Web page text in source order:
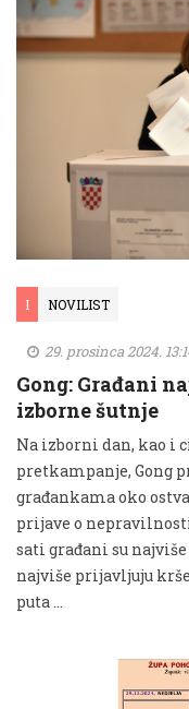
I NOVILIST
29. prosinca 2024.
Gong: Građani
izborne šutnje
Na izborni dan, kao i
pretkampanje, Gong
građankama oko
prijave o
sati građani su
najviše prijavljuju
puta …